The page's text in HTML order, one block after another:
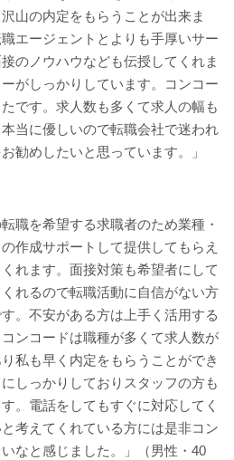
山の内定をもらうことが出来ま
エージェントとよりも手厚いサー
のノウハウなども伝授してくれま
がしっかりしています。コンコー
です。求人数も多くて求人の幅も
当に優しいので転職会社で迷われ
勧めしたいと思っています。」
職を希望する求職者のため業種・
作成サポートして提供してもらえ
れます。面接対策も希望者にして
れるので転職活動に自信がない方
。不安がある方は上手く活用する
ンコードは職種が多くて求人数が
私も早く内定をもらうことができ
しっかりしておりスタッフの方も
。電話をしてもすぐに対応してく
考えてくれている方には是非コン
なと感じました。」（男性・40